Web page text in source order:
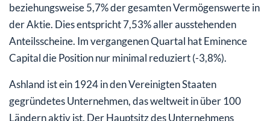
beziehungsweise 5,7% der gesamten Vermögenswerte in
der Aktie. Dies entspricht 7,53% aller ausstehenden
Anteilsscheine. Im vergangenen Quartal hat Eminence
Capital die Position nur minimal reduziert (-3,8%).
Ashland ist ein 1924 in den Vereinigten Staaten
gegründetes Unternehmen, das weltweit in über 100
Ländern aktiv ist. Der Hauptsitz des Unternehmens